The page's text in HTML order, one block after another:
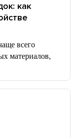
как
всего
материалов,